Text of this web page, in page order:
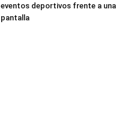
eventos deportivos frente a una
pantalla